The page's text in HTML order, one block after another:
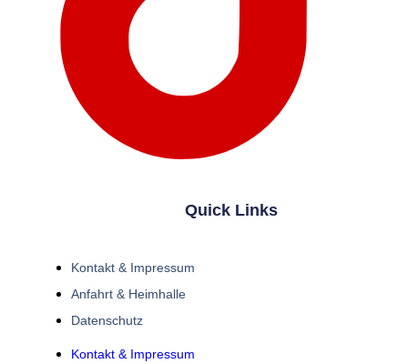
Quick Links
Kontakt & Impressum
Anfahrt & Heimhalle
Datenschutz
Kontakt & Impressum